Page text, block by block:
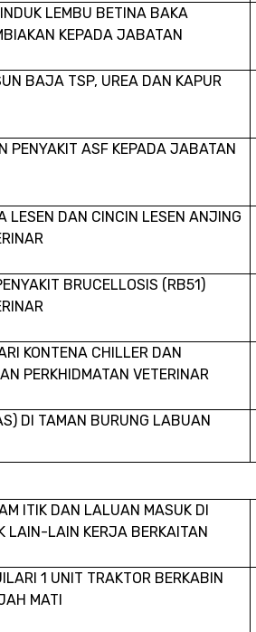
LEMBU BETINA BAKA
KEPADA JABATAN
BAJA TSP, UREA DAN KAPUR
PENYAKIT ASF KEPADA JABATAN
LESEN DAN CINCIN LESENANJING
BRUCELLOSIS (RB51)
KONTENA CHILLER DAN
PERKHIDMATAN VETERINAR
DI TAMAN BURUNG LABUAN
ITIK DAN LALUAN MASUK DI
LAIN-LAIN KERJA BERKAITAN
1 UNIT TRAKTOR BERKABIN
MATI